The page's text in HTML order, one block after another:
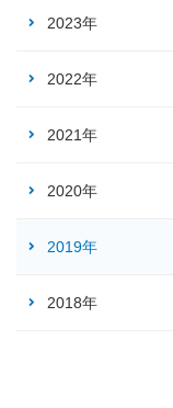
2023年
2022年
2021年
2020年
2019年
2018年